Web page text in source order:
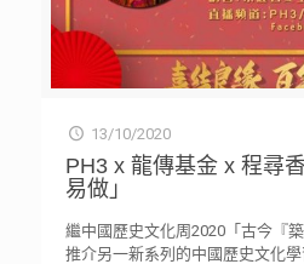
13/10/2020
PH3 x 龍傳基金 x 程尋
易做」
繼中國歷史文化周2020「古今『
推介另一新系列的中國歷史文化